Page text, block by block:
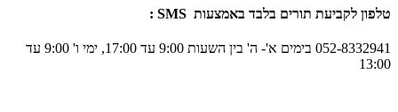
טלפון לקביעת תורים בלבד באמצעות SMS :
052-8332941 בימים א'- ה' בין השעות 9:00 עד 17:00, ימי ו' 9:00 עד
13:00